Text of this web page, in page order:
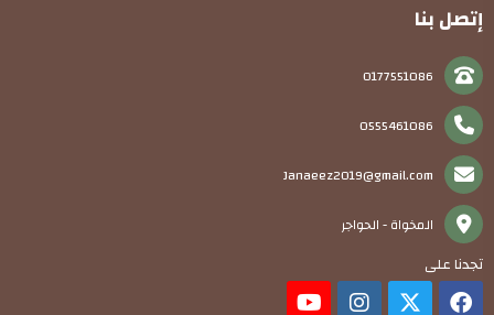
إتصل بنا
0177551086
0555461086
Janaeez2019@gmail.com
المخواة - الحواجر
تجدنا على